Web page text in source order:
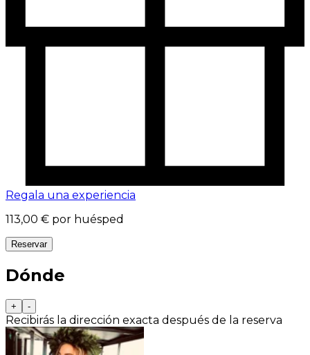
Regala una experiencia
113,00 € por huésped
Reservar
Dónde
+ -
Recibirás la dirección exacta después de la reserva